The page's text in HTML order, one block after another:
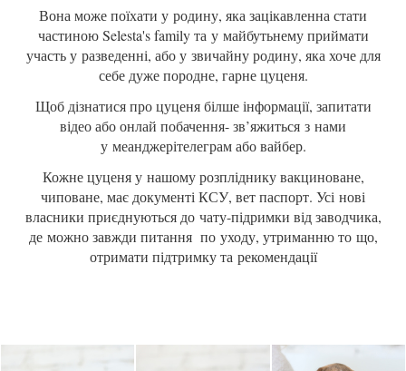
Вона може поїхати у родину, яка зацікавленна стати
частиною Selesta's family та у майбутьнему приймати
участь у разведенні, або у звичайну родину, яка хоче для
себе дуже породне, гарне цуценя.
Щоб дізнатися про цуценя білше інформації, запитати
відео або онлай побачення- зв’яжиться з нами
у меанджерітелеграм або вайбер.
Кожне цуценя у нашому розпліднику вакциноване,
чиповане, має документі КСУ, вет паспорт. Усі нові
власники приєднуються до чату-підримки від заводчика,
де можно завжди питання по уходу, утриманню то що,
отримати підтримку та рекомендації